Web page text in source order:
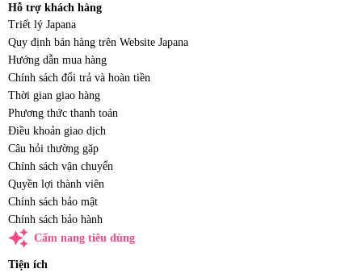
Hỗ trợ khách hàng
Triết lý Japana
Quy định bán hàng trên Website Japana
Hướng dẫn mua hàng
Chính sách đổi trả và hoàn tiền
Thời gian giao hàng
Phương thức thanh toán
Điều khoản giao dịch
Câu hỏi thường gặp
Chính sách vận chuyển
Quyền lợi thành viên
Chính sách bảo mật
Chính sách bảo hành
auto_awesome Cẩm nang tiêu dùng
Tiện ích